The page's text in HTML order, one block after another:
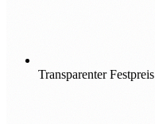
Transparenter Festpreis